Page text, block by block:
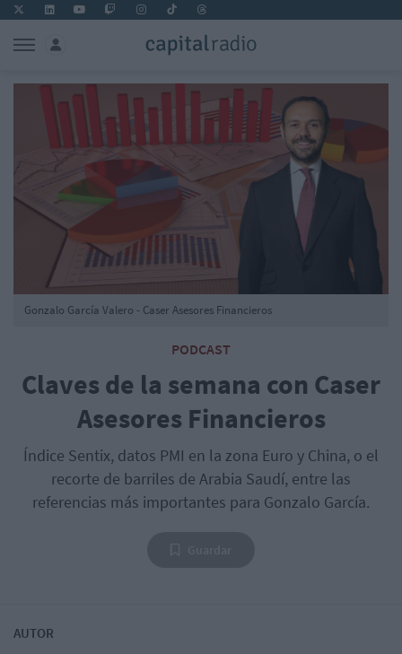
PODCAST
Claves de la semana con Caser
Asesores Financieros
Índice Sentix, datos PMI en la zona Euro y China, o el
recorte de barriles de Arabia Saudí, entre las
referencias más importantes para Gonzalo García.
Gonzalo García Valero - Caser Asesores Financieros
AUTOR